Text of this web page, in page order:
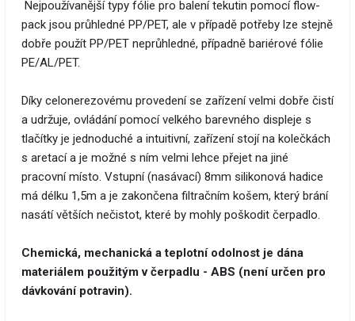
​ Nejpoužívanější typy fólie pro balení tekutin pomocí flow-
pack jsou průhledné PP/PET, ale v případě potřeby lze stejně
dobře použít PP/PET neprůhledné, případně bariérové fólie
PE/AL/PET.
Díky celonerezovému provedení se zařízení velmi dobře čistí
a udržuje, ovládání pomocí velkého barevného displeje s
tlačítky je jednoduché a intuitivní, zařízení stojí na kolečkách
s aretací a je možné s ním velmi lehce přejet na jiné
pracovní místo. Vstupní (nasávací) 8mm silikonová hadice
má délku 1,5m a je zakončena filtračním košem, který brání
nasátí větších nečistot, které by mohly poškodit čerpadlo.
Chemická, mechanická a teplotní odolnost je dána
materiálem použitým v čerpadlu - ABS (není určen pro
dávkování potravin).